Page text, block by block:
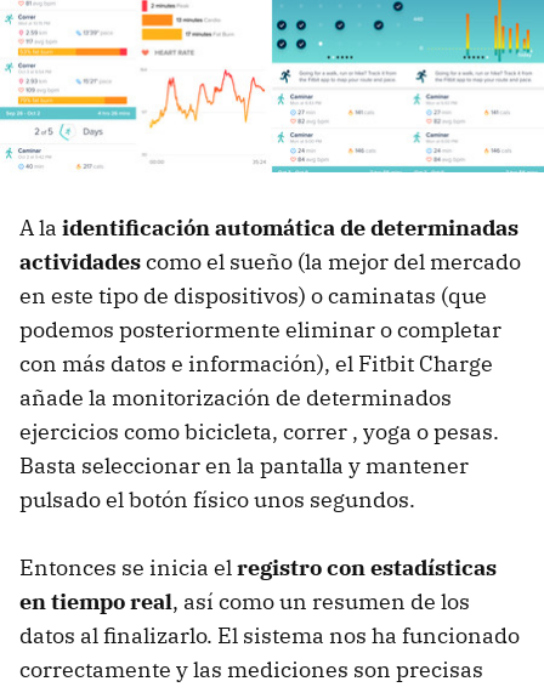
A la identificación automática de determinadas
actividadescomo el sueño (la mejor del mercado
en este tipo de dispositivos) o caminatas (que
podemos posteriormente eliminar o completar
con más datos e información), el Fitbit Charge
añade la monitorización de determinados
ejercicios como bicicleta, correr , yoga o pesas.
Basta seleccionar en la pantalla y mantener
pulsado el botón físico unos segundos.
Entonces se inicia elregistro con estadísticas
en tiempo real, así como un resumen de los
datos al finalizarlo. El sistema nos ha funcionado
correctamente y las mediciones son precisas